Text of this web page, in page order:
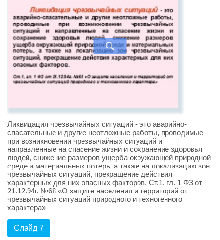
Ликвидация чрезвычайных ситуаций - это аварийно-
спасательные и другие неотложные работы, проводимые
при возникновении чрезвычайных ситуаций и
направленные на спасение жизни и сохранение здоровья
людей, снижение размеров ущерба окружающей природной
среде и материальных потерь, а также на локализацию зон
чрезвычайных ситуаций, прекращение действия
характерных для них опасных факторов. Ст.1, гл. 1 ФЗ от
21.12.94г. №68 «О защите населения и территорий от
чрезвычайных ситуаций природного и техногенного
характера»
Слайд 7